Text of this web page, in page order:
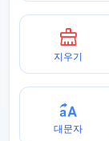
지우기
대문자